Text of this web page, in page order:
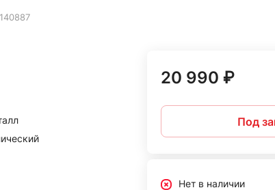
140887
20 990 ₽
Под
Нет в наличии